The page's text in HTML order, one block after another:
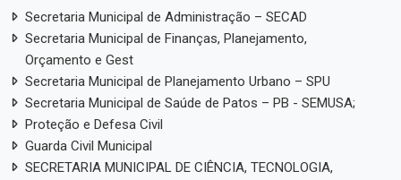
Secretaria Municipal de Administração – SECAD
Secretaria Municipal de Finanças, Planejamento,
Orçamento e Gest
Secretaria Municipal de Planejamento Urbano – SPU
Secretaria Municipal de Saúde de Patos – PB - SEMUSA;
Proteção e Defesa Civil
Guarda Civil Municipal
SECRETARIA MUNICIPAL DE CIÊNCIA, TECNOLOGIA,